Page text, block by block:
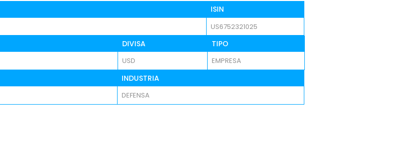
ISIN
US6752321025
DIVISA TIPO
USD EMPRESA
INDUSTRIA
DEFENSA